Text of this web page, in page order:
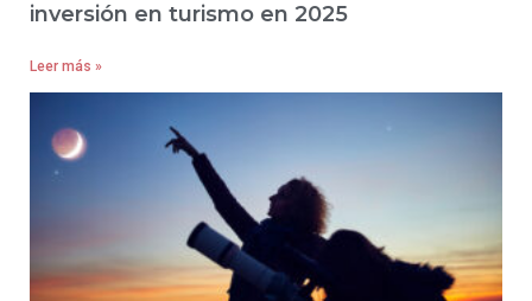
inversión en turismo en 2025
Leer más »